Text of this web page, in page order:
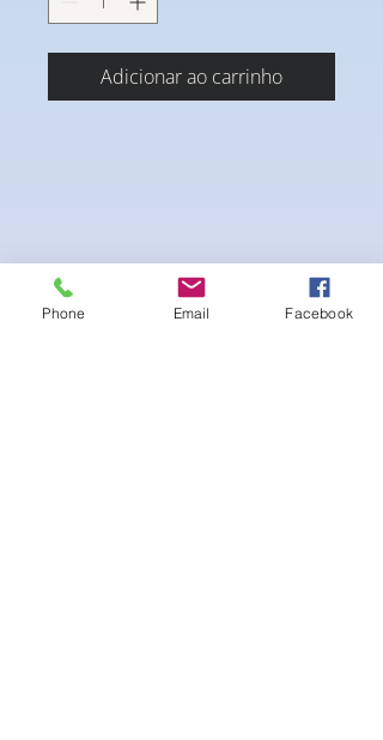
Adicionar ao carrinho
Phone Email Facebook